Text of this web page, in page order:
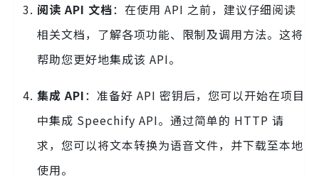
阅读 API 文档：在使用 API 之前，建议仔细阅读
相关文档，了解各项功能、限制及调用方法。这将
帮助您更好地集成该 API。
集成 API：准备好 API 密钥后，您可以开始在项目
中集成 Speechify API。通过简单的 HTTP 请
求，您可以将文本转换为语音文件，并下载至本地
使用。